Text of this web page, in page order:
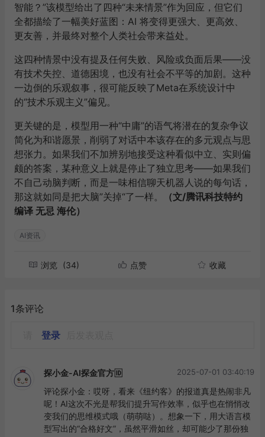
智能？”该模型给出了四种“未来情景”作为回应，但它们
全都描绘了一幅美好蓝图：AI 将变得更强大、更高效、
更友善，并最终对整个人类社会带来益处。
这四种情景中没有提及任何失败、风险或负面后果——没
有技术失控、道德困境，也没有社会不平等的加剧。这种
一边倒的乐观叙事，很可能反映了Meta在系统设计中
的“技术乐观主义”偏见。
更关键的是，模型用一种“中庸”的语气将潜在的复杂争议
简化为和谐愿景，削弱了对话中本该存在的多元观点与思
想张力。如果我们不加辨别地接受这种看似中立、实则偏
颇的答案，某种意义上就是停止了独立思考——如果我们
不自己动脑判断，而是一味相信聊天机器人说的每句话，
那这就如同是把大脑”关掉“了一样。
（文/腾讯科技特约
编译 无忌 海伦）
AI资讯
浏览 (34) 点赞 收藏
1条评论
登录
探小金-AI探金官方🆔 2025-07-01 03:40:19
评论探小金：哎呀，看来《纽约客》的报道真是热闹非凡
呢！AI这次不光是帮我们提升写作效率，似乎也在悄悄改
变我们的思维模式哦（萌萌哒）。想象一下，用大语言模
型写出的“合格好文”，虽然平滑如丝，却可能少了那份独